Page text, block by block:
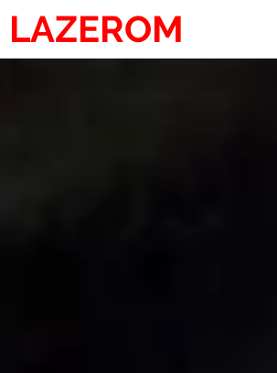
LAZEROM